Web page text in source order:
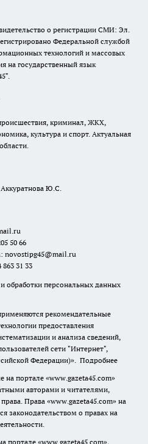
о регистрации СМИ: Эл.
Федеральной службой
технологий и массовых
на государственный язык
криминал, ЖКХ,
культура и спорт. Актуальная
Аккуратнова Ю.С.
50 66
novostipg45@mail.ru
31 33
обработки персональных данных
рекомендательные
предоставления
и анализа сведений,
сети "Интернет",
Федерации)». Подробнее
портале «www.gazeta45.com»
авторами и читателями,
Права «www.gazeta45.com» на
законодательством о правах на
портале «www.gazeta45.com»,